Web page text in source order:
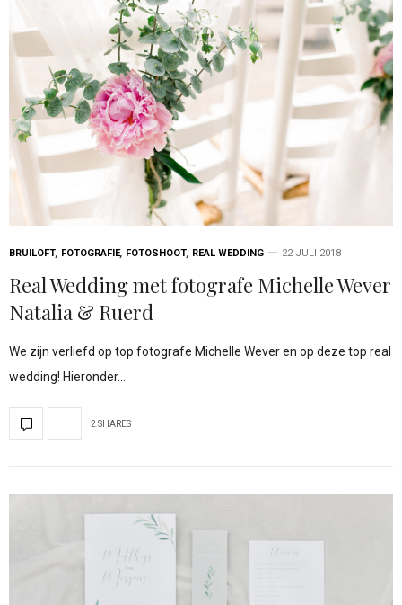
BRUILOFT, FOTOGRAFIE, FOTOSHOOT, REAL WEDDING 22 JULI 2018
Real Wedding met fotografe Michelle Wever
Natalia & Ruerd
We zijn verliefd op top fotografe Michelle Wever en op deze top real
wedding! Hieronder…
2 SHARES